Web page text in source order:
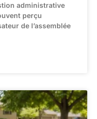
administrative
perçu
de l’assemblée